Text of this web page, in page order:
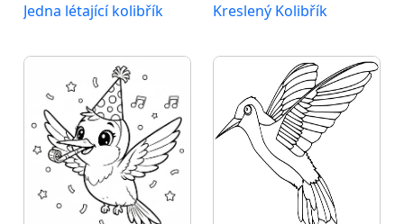
Jedna létající kolibřík Kreslený Kolibřík